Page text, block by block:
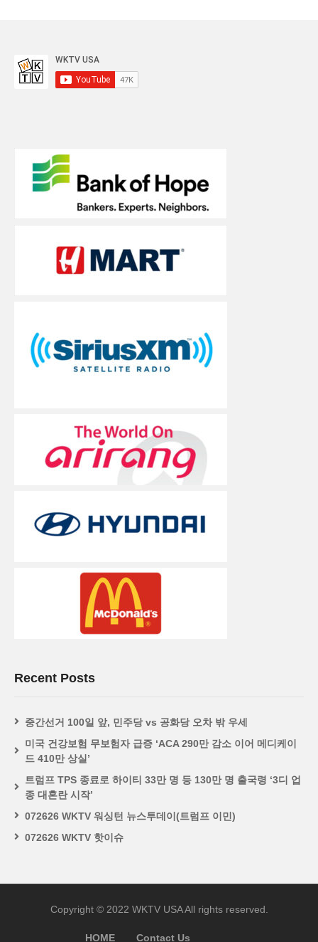
Recent Posts
중간선거 100일 앞, 민주당 vs 공화당 오차 밖 우세
미국 건강보험 무보험자 급증 ‘ACA 290만 감소 이어 메디케이
드 410만 상실’
트럼프 TPS 종료로 하이티 33만 명 등 130만 명 출국령 ‘3디 업
종 대혼란 시작’
072626 WKTV 워싱턴 뉴스투데이(트럼프 이민)
072626 WKTV 핫이슈
Copyright © 2022 WKTV USA All rights reserved.
HOME Contact Us